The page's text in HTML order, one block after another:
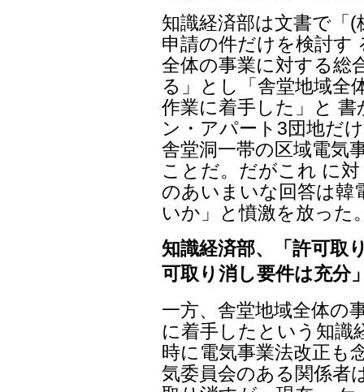
知識経済部は文書で「
申請の件だけを検討す
全体の事業に対する総
る」とし「舎堂地域全
作業に着手した」と
ン・アパート3団地だ
舎堂洞一帯の区域電気
ことだ。だがこれ に
のあいまいな回答は韓
いか」と憤激を放った
知識経済部、「許可取
可取り消し要件は充分
一方、舎堂地域全体の
に着手したという知識
時に電気事業法改正も
気委員会のある関係者